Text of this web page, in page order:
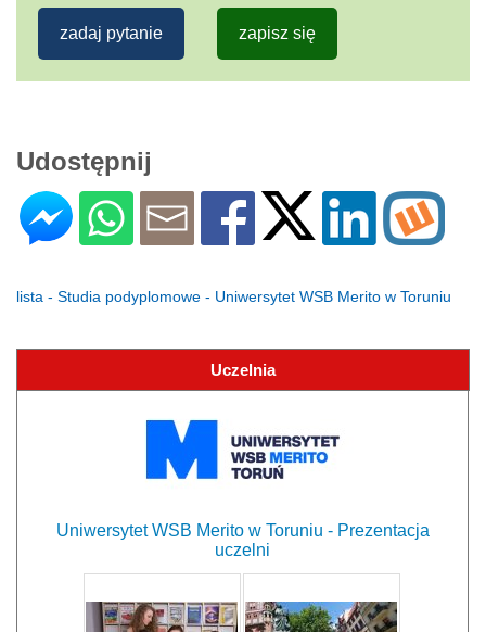
zadaj pytanie zapisz się
Udostępnij
lista - Studia podyplomowe - Uniwersytet WSB Merito w Toruniu
Uczelnia
Uniwersytet WSB Merito w Toruniu - Prezentacja
uczelni